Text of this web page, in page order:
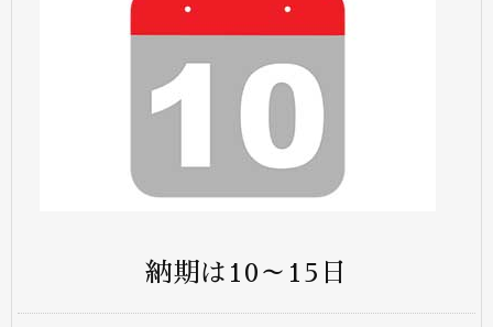
納期は10～15日